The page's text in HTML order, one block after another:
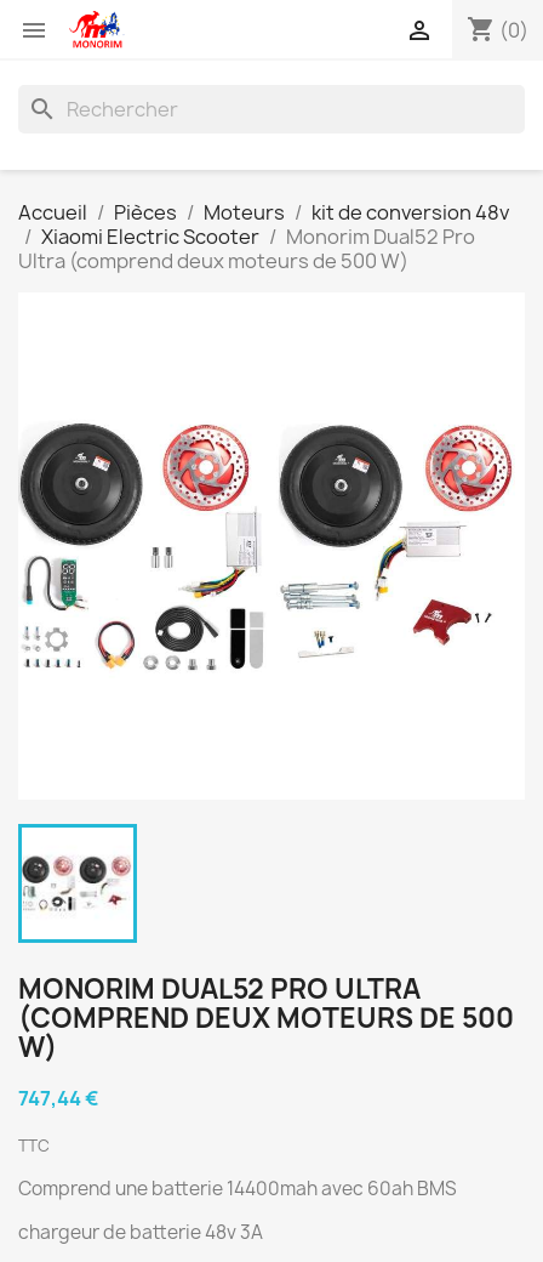
 shopping_cart (0)

search
Accueil Pièces Moteurs
kit de conversion 48v
Xiaomi Electric Scooter
Monorim Dual52 Pro
Ultra (comprend deux moteurs de 500 W)
MONORIM DUAL52 PRO ULTRA
(COMPREND DEUX MOTEURS DE 500
W)
747,44 €
TTC
Comprend une batterie 14400mah avec 60ah BMS
chargeur de batterie 48v 3A